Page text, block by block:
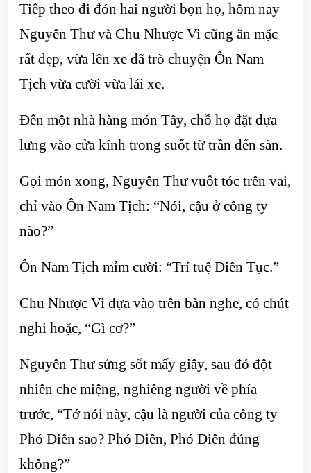
Tiếp theo đi đón hai người bọn họ, hôm nay
Nguyên Thư và Chu Nhược Vi cũng ăn mặc
rất đẹp, vừa lên xe đã trò chuyện Ôn Nam
Tịch vừa cười vừa lái xe.
Đến một nhà hàng món Tây, chỗ họ đặt dựa
lưng vào cửa kính trong suốt từ trần đến sàn.
Gọi món xong, Nguyên Thư vuốt tóc trên vai,
chỉ vào Ôn Nam Tịch: “Nói, cậu ở công ty
nào?”
Ôn Nam Tịch mỉm cười: “Trí tuệ Diên Tục.”
Chu Nhược Vi dựa vào trên bàn nghe, có chút
nghi hoặc, “Gì cơ?”
Nguyên Thư sửng sốt mấy giây, sau đó đột
nhiên che miệng, nghiêng người về phía
trước, “Tớ nói này, cậu là người của công ty
Phó Diên sao? Phó Diên, Phó Diên đúng
không?”